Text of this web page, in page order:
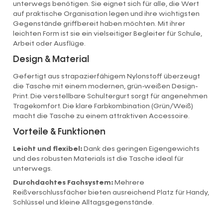
unterwegs benötigen. Sie eignet sich für alle, die Wert
auf praktische Organisation legen und ihre wichtigsten
Gegenstände griffbereit haben möchten. Mit ihrer
leichten Form ist sie ein vielseitiger Begleiter für Schule,
Arbeit oder Ausflüge.
Design & Material
Gefertigt aus strapazierfähigem Nylonstoff überzeugt
die Tasche mit einem modernen, grün-weißen Design-
Print. Die verstellbare Schultergurt sorgt für angenehmen
Tragekomfort. Die klare Farbkombination (Grün/Weiß)
macht die Tasche zu einem attraktiven Accessoire.
Vorteile & Funktionen
Leicht und flexibel: Dank des geringen Eigengewichts
und des robusten Materials ist die Tasche ideal für
unterwegs.
Durchdachtes Fachsystem: Mehrere
Reißverschlussfächer bieten ausreichend Platz für Handy,
Schlüssel und kleine Alltagsgegenstände.